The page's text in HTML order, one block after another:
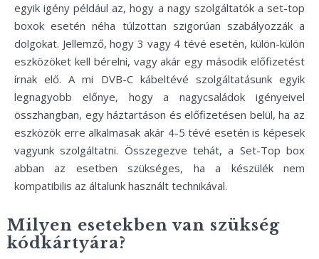
egyik igény például az, hogy a nagy szolgáltatók a set-top
boxok esetén néha túlzottan szigorúan szabályozzák a
dolgokat. Jellemző, hogy 3 vagy 4 tévé esetén, külön-külön
eszközöket kell bérelni, vagy akár egy második előfizetést
írnak elő. A mi DVB-C kábeltévé szolgáltatásunk egyik
legnagyobb előnye, hogy a nagycsaládok igényeivel
összhangban, egy háztartáson és előfizetésen belül, ha az
eszközök erre alkalmasak akár 4-5 tévé esetén is képesek
vagyunk szolgáltatni. Összegezve tehát, a Set-Top box
abban az esetben szükséges, ha a készülék nem
kompatibilis az általunk használt technikával.
Milyen esetekben van szükség
kódkártyára?